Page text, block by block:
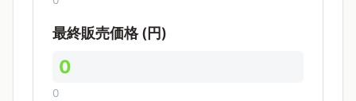
最終販売価格 (円)
0
0